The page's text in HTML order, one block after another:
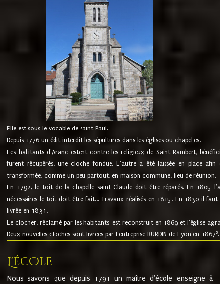
Elle est sous le vocable de saint Paul.
Depuis 1776 un édit interdit les sépultures dans les églises ou chapelles.
Les habitants d'Aranc estent contre les religieux de Saint Rambert,
furent récupérés, une cloche fondue. L'autre a été laissée en place
transformée, comme un peu partout, en maison commune, lieu de réunion.
En 1792, le toit de la chapelle saint Claude doit être réparés. En 1805
nécessaires le toit doit être fait... Travaux réalisés en 1815. En 1830 il
livrée en 1831.
Le clocher, réclamé par les habitants, est reconstruit en 1869 et l'église
Deux nouvelles cloches sont livrées par l'entreprise BURDIN de Lyon en 18678.
L'école
Nous savons que depuis 1791 un maître d'école enseigne à